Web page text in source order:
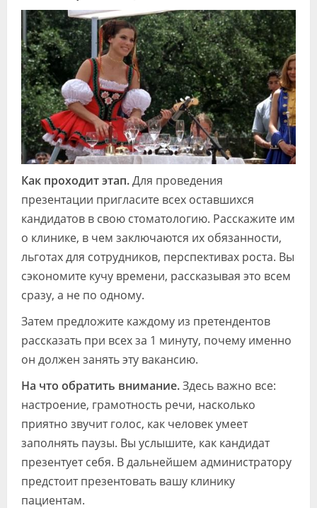
Как проходит этап.Для проведения
презентации пригласите всех оставшихся
кандидатов в свою стоматологию. Расскажите им
о клинике, в чем заключаются их обязанности,
льготах для сотрудников, перспективах роста. Вы
сэкономите кучу времени, рассказывая это всем
сразу, а не по одному.
Затем предложите каждому из претендентов
рассказать при всех за 1 минуту, почему именно
он должен занять эту вакансию.
На что обратить внимание.Здесь важно все:
настроение, грамотность речи, насколько
приятно звучит голос, как человек умеет
заполнять паузы. Вы услышите, как кандидат
презентует себя. В дальнейшем администратору
предстоит презентовать вашу клинику
пациентам.